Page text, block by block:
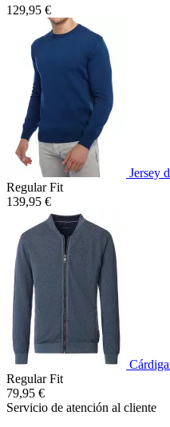
129,95 €
Jersey
Regular Fit
139,95 €
Regular Fit
79,95 €
Servicio de atención al cliente